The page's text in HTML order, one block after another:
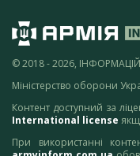
© 2018 - 2026,
Міністерство оборони
Контент доступний за
International license
При використанні